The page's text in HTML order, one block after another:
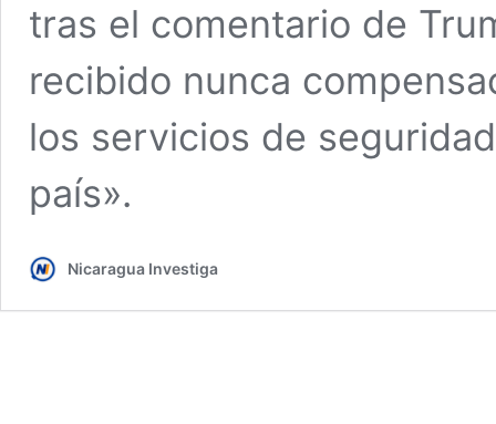
tras el comentario de
recibido nunca
los servicios de
país».
Nicaragua Investiga